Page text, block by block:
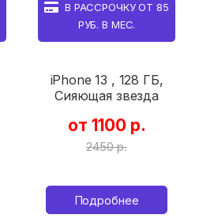
В РАССРОЧКУ ОТ85
РУБ. В МЕС.
iPhone 13 , 128 ГБ,
Сияющая звезда
от 1100 р.
2450 р.
Подробнее